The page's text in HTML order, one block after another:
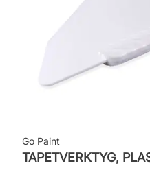
Go Paint
TAPETVERKTYG,